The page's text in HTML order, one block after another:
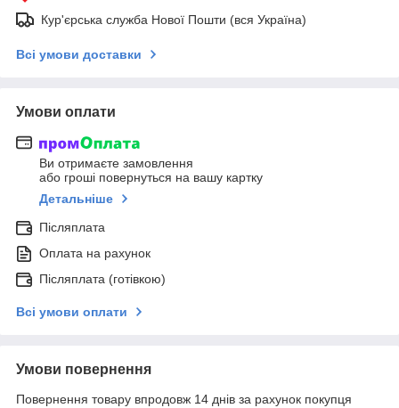
Кур'єрська служба Нової Пошти (вся Україна)
Всі умови доставки
Умови оплати
Ви отримаєте замовлення
або гроші повернуться на вашу картку
Детальніше
Післяплата
Оплата на рахунок
Післяплата (готівкою)
Всі умови оплати
Умови повернення
Повернення товару впродовж 14 днів за рахунок покупця